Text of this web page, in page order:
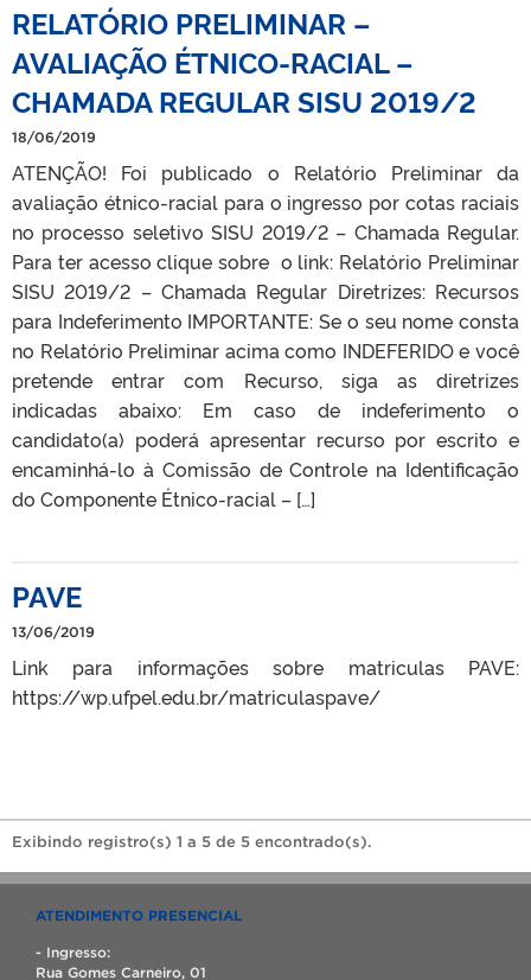
RELATÓRIO PRELIMINAR –
AVALIAÇÃO ÉTNICO-RACIAL –
CHAMADA REGULAR SISU 2019/2
18/06/2019
ATENÇÃO! Foi publicado o Relatório Preliminar da
avaliação étnico-racial para o ingresso por cotas raciais
no processo seletivo SISU 2019/2 – Chamada Regular.
Para ter acesso clique sobre o link: Relatório Preliminar
SISU 2019/2 – Chamada Regular Diretrizes: Recursos
para Indeferimento IMPORTANTE: Se o seu nome consta
no Relatório Preliminar acima como INDEFERIDO e você
pretende entrar com Recurso, siga as diretrizes
indicadas abaixo: Em caso de indeferimento o
candidato(a) poderá apresentar recurso por escrito e
encaminhá-lo à Comissão de Controle na Identificação
do Componente Étnico-racial – […]
PAVE
13/06/2019
Link para informações sobre matriculas PAVE:
https://wp.ufpel.edu.br/matriculaspave/
Exibindo registro(s) 1 a 5 de 5 encontrado(s).
ATENDIMENTO PRESENCIAL
- Ingresso:
Rua Gomes Carneiro, 01